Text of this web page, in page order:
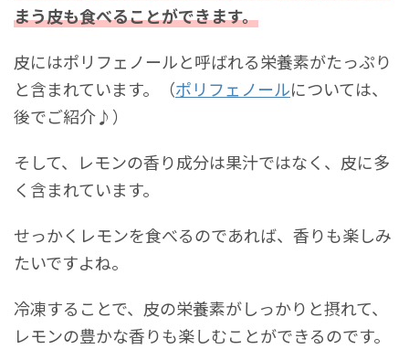
まう皮も食べることができます。
皮にはポリフェノールと呼ばれる栄養素がたっぷり
と含まれています。（ポリフェノールについては、
後でご紹介♪）
そして、レモンの香り成分は果汁ではなく、皮に多
く含まれています。
せっかくレモンを食べるのであれば、香りも楽しみ
たいですよね。
冷凍することで、皮の栄養素がしっかりと摂れて、
レモンの豊かな香りも楽しむことができるのです。